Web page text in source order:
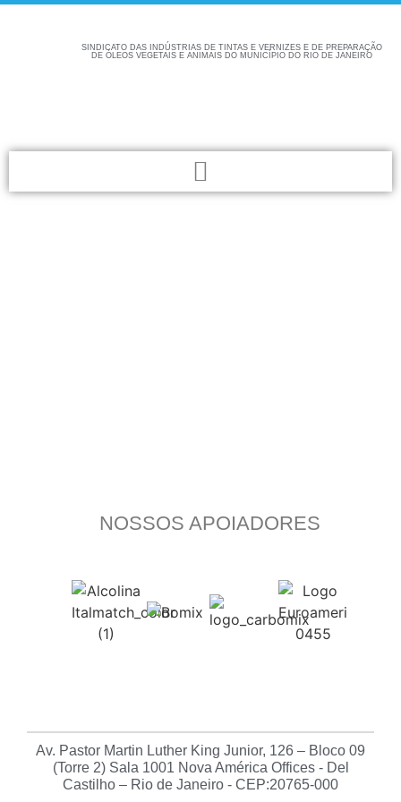
SINDICATO DAS INDÚSTRIAS DE TINTAS E VERNIZES E DE PREPARAÇÃO
DE ÓLEOS VEGETAIS E ANIMAIS DO MUNICÍPIO DO RIO DE JANEIRO
NOSSOS APOIADORES
Av. Pastor Martin Luther King Junior, 126 – Bloco 09
(Torre 2) Sala 1001 Nova América Offices - Del
Castilho – Rio de Janeiro - CEP:20765-000